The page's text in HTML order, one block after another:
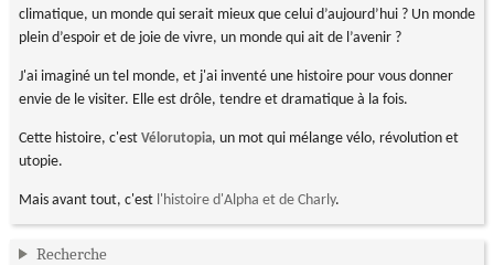
climatique, un monde qui serait mieux que celui d’aujourd’hui ? Un monde
plein d’espoir et de joie de vivre, un monde qui ait de l’avenir ?
J'ai imaginé un tel monde, et j'ai inventé une histoire pour vous donner
envie de le visiter. Elle est drôle, tendre et dramatique à la fois.
Cette histoire, c'est Vélorutopia, un mot qui mélange vélo, révolution et
utopie.
Mais avant tout, c'est l'histoire d'Alpha et de Charly.
Recherche